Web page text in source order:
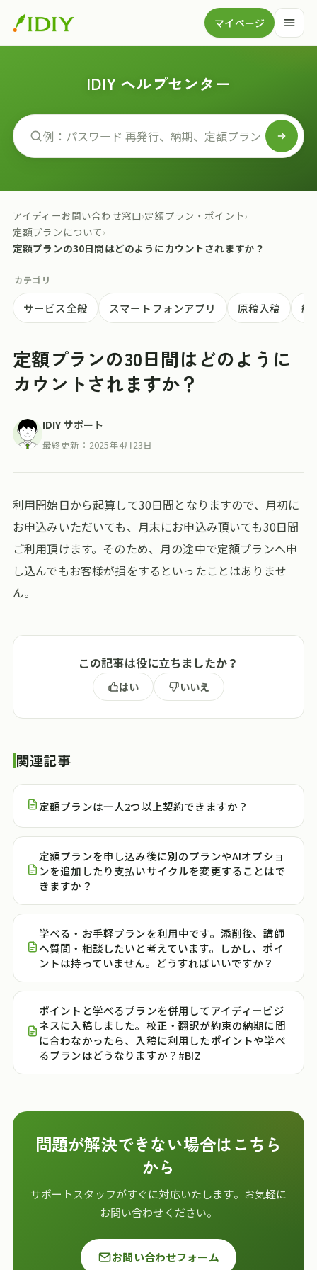
マイページ
IDIY ヘルプセンター
アイディーお問い合わせ窓口›定額プラン・ポイント›
定額プランについて›
定額プランの30日間はどのようにカウントされますか？
カテゴリ
サービス全般 スマートフォンアプリ 原稿入稿 納
定額プランの30日間はどのように
カウントされますか？
IDIY サポート
最終更新： 2025年4月23日
利用開始日から起算して30日間となりますので、月初に
お申込みいただいても、月末にお申込み頂いても30日間
ご利用頂けます。そのため、月の途中で定額プランへ申
し込んでもお客様が損をするといったことはありませ
ん。
この記事は役に立ちましたか？
はい いいえ
関連記事
定額プランは一人2つ以上契約できますか？
定額プランを申し込み後に別のプランやAIオプショ
ンを追加したり支払いサイクルを変更することはで
きますか？
学べる・お手軽プランを利用中です。添削後、講師
へ質問・相談したいと考えています。しかし、ポイ
ントは持っていません。どうすればいいですか？
ポイントと学べるプランを併用してアイディービジ
ネスに入稿しました。校正・翻訳が約束の納期に間
に合わなかったら、入稿に利用したポイントや学べ
るプランはどうなりますか？#BIZ
問題が解決できない場合はこちら
から
サポートスタッフがすぐに対応いたします。お気軽に
お問い合わせください。
お問い合わせフォーム